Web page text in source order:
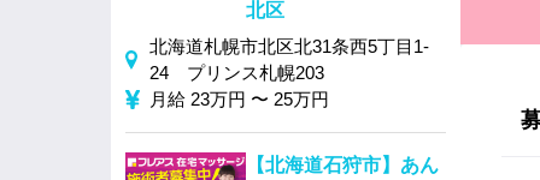
北区
北海道札幌市北区北31条西5丁目1‐
24 プリンス札幌203
月給 23万円 〜 25万円
【北海道石狩市】あん